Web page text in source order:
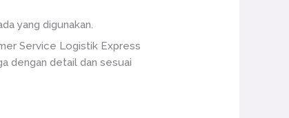
yang digunakan.
Service Logistik Express
dengan detail dan sesuai